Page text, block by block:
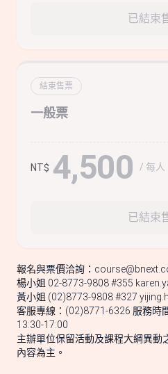
已結束
結束售票
一般票
NT$ 4,500 / 每人
已結束
報名與票價洽詢：
楊小姐 02-8773-9808 #355
黃小姐 (02)8773-9808 #327
客服專線：(02)8771-6326 服務時
13:30-17:00
主辦單位保留活動及課程大綱異動
內容為主。